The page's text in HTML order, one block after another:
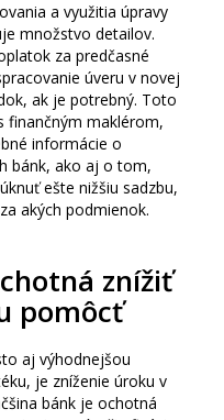
a využitia úpravy
množstvo detailov.
za predčasné
úveru v novej
ak je potrebný. Toto
finančným maklérom,
informácie o
bánk, ako aj o tom,
ešte nižšiu sadzbu,
akých podmienok.
znížiť
pomôcť
aj výhodnejšou
je zníženie úroku v
bánk je ochotná